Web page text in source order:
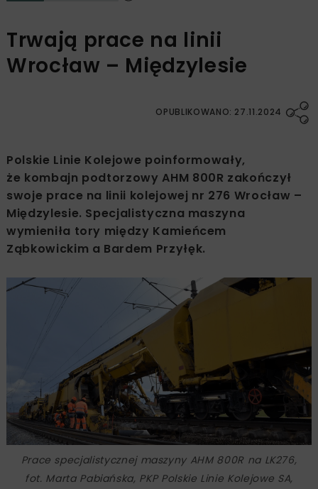
Trwają prace na linii
Wrocław – Międzylesie
OPUBLIKOWANO: 27.11.2024
Polskie Linie Kolejowe poinformowały,
że kombajn podtorzowy AHM 800R zakończył
swoje prace na linii kolejowej nr 276 Wrocław –
Międzylesie. Specjalistyczna maszyna
wymieniła tory między Kamieńcem
Ząbkowickim a Bardem Przyłęk.
Prace specjalistycznej maszyny AHM 800R na LK276,
fot. Marta Pabiańska, PKP Polskie Linie Kolejowe SA,